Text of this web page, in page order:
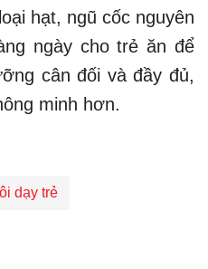
hạt, ngũ cốc nguyên
ngày cho trẻ ăn để
cân đối và đầy đủ,
minh hơn.
dạy trẻ